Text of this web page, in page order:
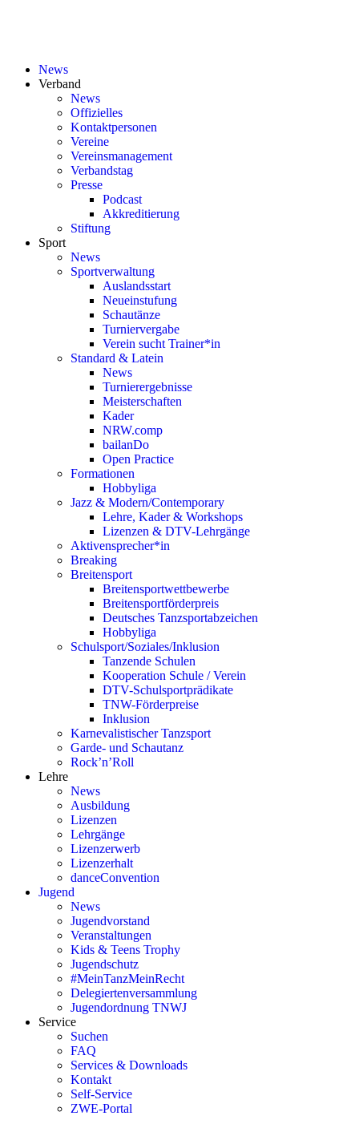
News
Verband
News
Offizielles
Kontaktpersonen
Vereine
Vereinsmanagement
Verbandstag
Presse
Podcast
Akkreditierung
Stiftung
Sport
News
Sportverwaltung
Auslandsstart
Neueinstufung
Schautänze
Turniervergabe
Verein sucht Trainer*in
Standard & Latein
News
Turnierergebnisse
Meisterschaften
Kader
NRW.comp
bailanDo
Open Practice
Formationen
Hobbyliga
Jazz & Modern/Contemporary
Lehre, Kader & Workshops
Lizenzen & DTV-Lehrgänge
Aktivensprecher*in
Breaking
Breitensport
Breitensportwettbewerbe
Breitensportförderpreis
Deutsches Tanzsportabzeichen
Hobbyliga
Schulsport/Soziales/Inklusion
Tanzende Schulen
Kooperation Schule / Verein
DTV-Schulsportprädikate
TNW-Förderpreise
Inklusion
Karnevalistischer Tanzsport
Garde- und Schautanz
Rock’n’Roll
Lehre
News
Ausbildung
Lizenzen
Lehrgänge
Lizenzerwerb
Lizenzerhalt
danceConvention
Jugend
News
Jugendvorstand
Veranstaltungen
Kids & Teens Trophy
Jugendschutz
#MeinTanzMeinRecht
Delegiertenversammlung
Jugendordnung TNWJ
Service
Suchen
FAQ
Services & Downloads
Kontakt
Self-Service
ZWE-Portal